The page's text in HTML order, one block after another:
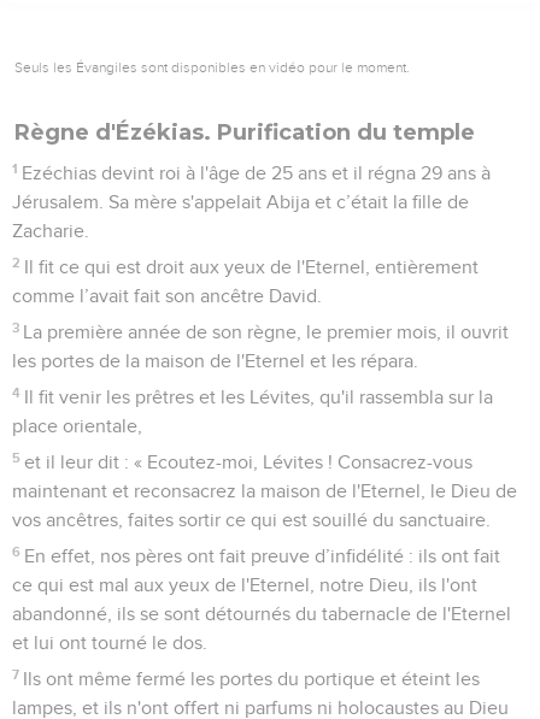
Seuls les Évangiles sont disponibles en vidéo pour le moment.
Règne d'Ézékias. Purification du temple
1 Ezéchias devint roi à l'âge de 25 ans et il régna 29 ans à
Jérusalem. Sa mère s'appelait Abija et c’était la fille de
Zacharie.
2 Il fit ce qui est droit aux yeux de l'Eternel, entièrement
comme l’avait fait son ancêtre David.
3 La première année de son règne, le premier mois, il ouvrit
les portes de la maison de l'Eternel et les répara.
4 Il fit venir les prêtres et les Lévites, qu'il rassembla sur la
place orientale,
5 et il leur dit : « Ecoutez-moi, Lévites ! Consacrez-vous
maintenant et reconsacrez la maison de l'Eternel, le Dieu de
vos ancêtres, faites sortir ce qui est souillé du sanctuaire.
6 En effet, nos pères ont fait preuve d’infidélité : ils ont fait
ce qui est mal aux yeux de l'Eternel, notre Dieu, ils l'ont
abandonné, ils se sont détournés du tabernacle de l'Eternel
et lui ont tourné le dos.
7 Ils ont même fermé les portes du portique et éteint les
lampes, et ils n'ont offert ni parfums ni holocaustes au Dieu